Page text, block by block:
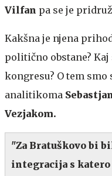
Vilfan pa se je
Kakšna je njena
politično obstane?
kongresu? O tem
analitikoma
Vezjakom.
"Za Bratuškovo bi
integracija s